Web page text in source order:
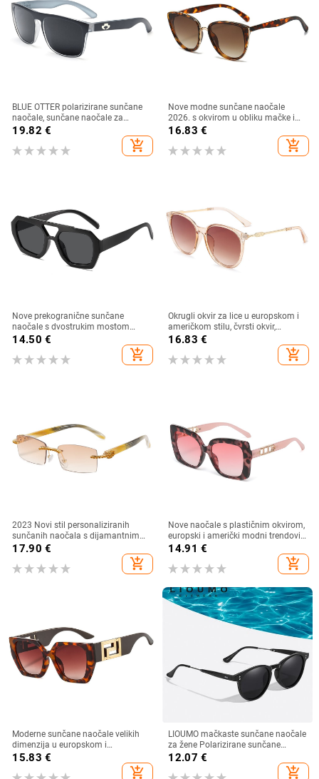
BLUE OTTER polarizirane sunčane
naočale, sunčane naočale za
sportove na otvorenom, sunčane
naočale za plažu, naočale za
ribolov, sunčane naočale za vožnju,
19.82 €
add_shopping_cart
Nove modne sunčane naočale
2026. s okvirom u obliku mačke i
zlatnim rubom - moderne,
16.83 €
add_shopping_cart
Nove prekogranične sunčane
naočale s dvostrukim mostom
nepravilnog oblika, europski i
američki stil, popularne, moderne
sunčane naočale, jedinstvene
14.50 €
add_shopping_cart
Okrugli okvir za lice u europskom i
američkom stilu, čvrsti okvir,
moderne retro okrugle metalne
naočale
16.83 €
add_shopping_cart
2023 Novi stil personaliziranih
sunčanih naočala s dijamantnim
umetkom, moderne i četvrtaste
naočale s dijamantnim rezom, hip
hop sunčane naočale u uličnom
17.90 €
add_shopping_cart
Nove naočale s plastičnim okvirom,
europski i američki modni trendovi
s velikim okvirom, sunčane naočale
14.91 €
add_shopping_cart
Moderne sunčane naočale velikih
dimenzija u europskom i
američkom stilu, ženske četvrtaste
sunčane naočale s otvorenim
krojem i širokim nogama,
15.83 €
add_shopping_cart
LIOUMO mačkaste sunčane naočale
za žene Polarizirane sunčane
naočale za muškarce Anti-Glare
Vintage naočale Trendy Shade
Brown Lens zonnebril dames
12.07 €
add_shopping_cart